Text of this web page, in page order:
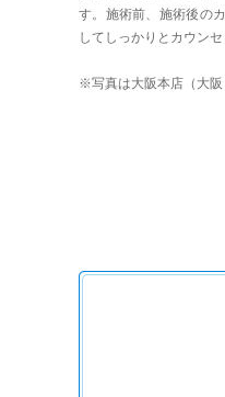
す。施術前、施術後の
してしっかりとカウン
※写真は大阪本店（大阪